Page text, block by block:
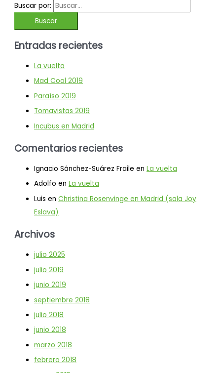
Buscar por:
Entradas recientes
La vuelta
Mad Cool 2019
Paraíso 2019
Tomavistas 2019
Incubus en Madrid
Comentarios recientes
Ignacio Sánchez-Suárez Fraile enLa vuelta
Adolfo enLa vuelta
Luis enChristina Rosenvinge en Madrid (sala Joy
Eslava)
Archivos
julio 2025
julio 2019
junio 2019
septiembre 2018
julio 2018
junio 2018
marzo 2018
febrero 2018